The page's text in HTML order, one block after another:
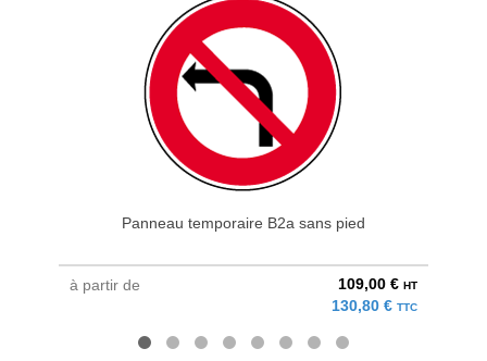
Panneau temporaire B2a sans pied
à partir de 109,00 € HT
130,80 € TTC